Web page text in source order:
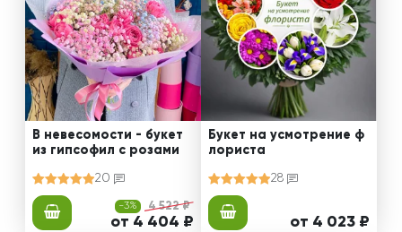
В невесомости - букет
из гипсофил с розами
20
-3% 4 522 ₽
от 4 404 ₽
Букет на усмотрение ф
лориста
28
от 4 023 ₽